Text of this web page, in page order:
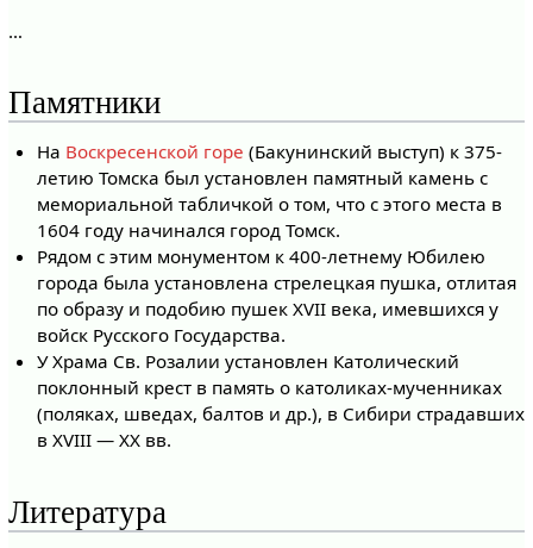
…
Памятники
На Воскресенской горе (Бакунинский выступ) к 375-
летию Томска был установлен памятный камень с
мемориальной табличкой о том, что с этого места в
1604 году начинался город Томск.
Рядом с этим монументом к 400-летнему Юбилею
города была установлена стрелецкая пушка, отлитая
по образу и подобию пушек XVII века, имевшихся у
войск Русского Государства.
У Храма Св. Розалии установлен Католический
поклонный крест в память о католиках-мученниках
(поляках, шведах, балтов и др.), в Сибири страдавших
в XVIII — XX вв.
Литература